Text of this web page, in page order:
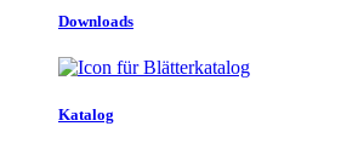
Downloads
Katalog